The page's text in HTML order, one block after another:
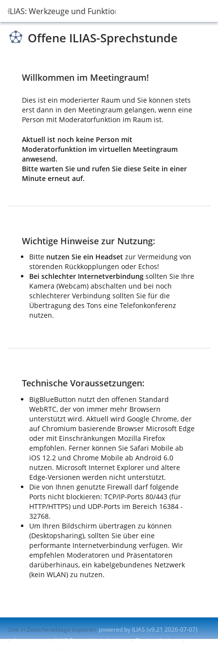
ILIAS: Werkzeuge und Funktionen
Offene ILIAS-Sprechstunde
Willkommen im Meetingraum!
Dies ist ein moderierter Raum und Sie können stets
erst dann in den Meetingraum gelangen, wenn eine
Person mit Moderatorfunktion im Raum ist.
Aktuell ist noch keine Person mit
Moderatorfunktion im virtuellen Meetingraum
anwesend.
Bitte warten Sie und rufen Sie diese Seite in einer
Minute erneut auf.
Wichtige Hinweise zur Nutzung:
Bitte nutzen Sie ein Headset zur Vermeidung von
störenden Rückkopplungen oder Echos!
Bei schlechter Internetverbindung sollten Sie Ihre
Kamera (Webcam) abschalten und bei noch
schlechterer Verbindung sollten Sie für die
Übertragung des Tons eine Telefonkonferenz
nutzen.
Technische Voraussetzungen:
BigBlueButton nutzt den offenen Standard
WebRTC, der von immer mehr Browsern
unterstützt wird. Aktuell wird Google Chrome, der
auf Chromium basierende Browser Microsoft Edge
oder mit Einschränkungen Mozilla Firefox
empfohlen. Ferner können Sie Safari Mobile ab
iOS 12.2 und Chrome Mobile ab Android 6.0
nutzen. Microsoft Internet Explorer und ältere
Edge-Versionen werden nicht unterstützt.
Die von Ihnen genutzte Firewall darf folgende
Ports nicht blockieren: TCP/IP-Ports 80/443 (für
HTTP/HTTPS) und UDP-Ports im Bereich 16384 -
32768.
Um Ihren Bildschirm übertragen zu können
(Desktopsharing), sollten Sie über eine
performante Internetverbindung verfügen. Wir
empfehlen Moderatoren und Präsentatoren
darüberhinaus, ein kabelgebundenes Netzwerk
(kein WLAN) zu nutzen.
Link in Zwischenablage kopieren powered by ILIAS (v9.21 2026-07-07)
Impressum
ILIAS-Support kontaktieren
Barrierefreiheit